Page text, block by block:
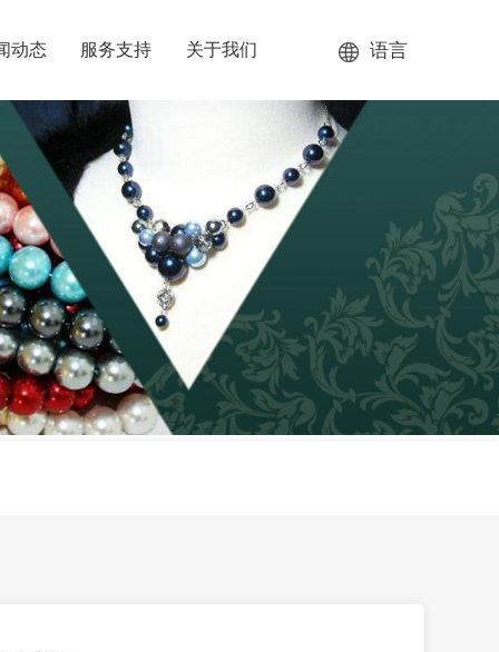
动态 服务支持 关于我们 语言